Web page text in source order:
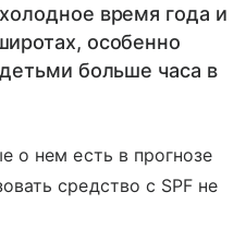
время года и
особенно
больше часа в
о нем есть в прогнозе
средство с SPF не